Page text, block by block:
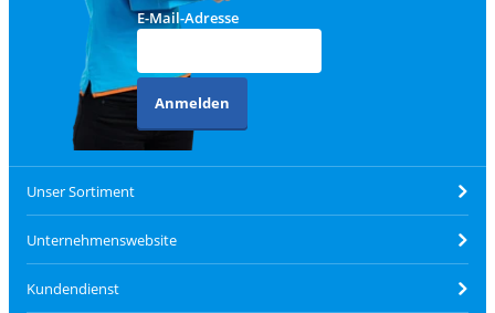
E-Mail-Adresse
Anmelden
Unser Sortiment
Unternehmenswebsite
Kundendienst